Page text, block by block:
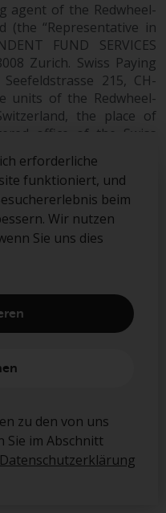
to enable our
cookies to improve
the site. We will
if you permit us to.
about the cookies
section of our
agent of the Redwheel-
(the “Representative in
FUND SERVICES
Zurich. Swiss Paying
215, CH-
units of the Redwheel-
the place of
office of the Swiss
or at the
of the investor.
werden Sie Teil
Absenden
erforderliche
funktioniert, und
beim
Wir nutzen
Sie uns dies
zu den von uns
Sie im Abschnitt
Datenschutzerklärung